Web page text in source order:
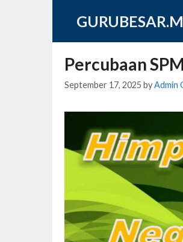
Percubaan
September 17, 2025 byAdmin